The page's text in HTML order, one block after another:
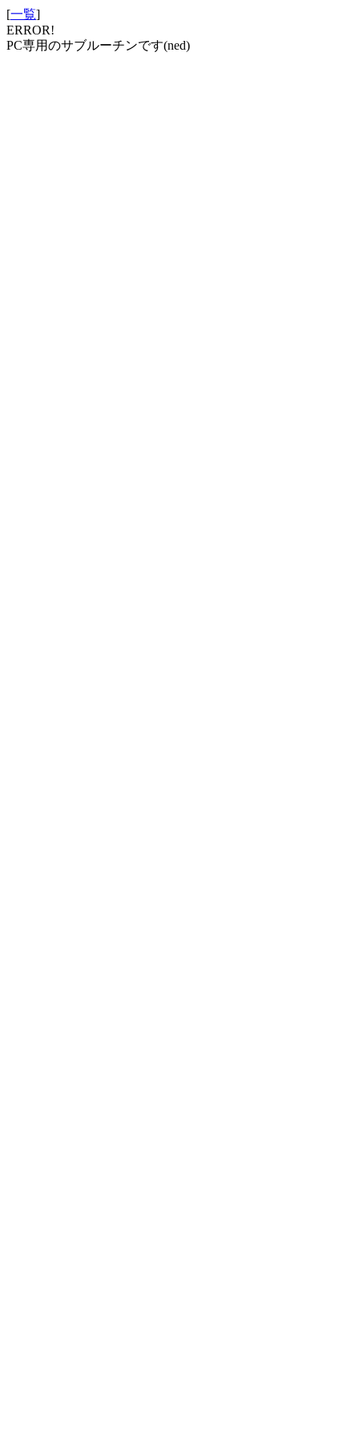
[一覧]
ERROR!
PC専用のサブルーチンです(ned)